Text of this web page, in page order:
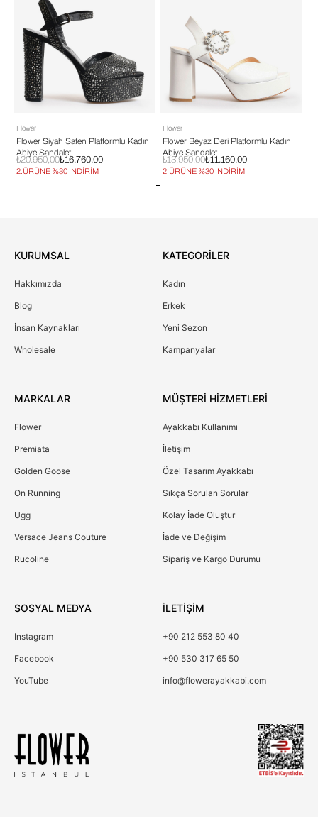
Flower
Flower Siyah Saten Platformlu Kadın
Abiye Sandalet
₺16.760,00
₺20.950,00
2.ÜRÜNE %30 İNDİRİM
Flower
Flower Beyaz Deri Platformlu Kadın
Abiye Sandalet
₺11.160,00
₺13.950,00
2.ÜRÜNE %30 İNDİRİM
KURUMSAL
Hakkımızda
Blog
İnsan Kaynakları
Wholesale
KATEGORİLER
Kadın
Erkek
Yeni Sezon
Kampanyalar
MARKALAR
Flower
Premiata
Golden Goose
On Running
Ugg
Versace Jeans Couture
Rucoline
MÜŞTERİ HİZMETLERİ
Ayakkabı Kullanımı
İletişim
Özel Tasarım Ayakkabı
Sıkça Sorulan Sorular
Kolay İade Oluştur
İade ve Değişim
Sipariş ve Kargo Durumu
SOSYAL MEDYA
Instagram
Facebook
YouTube
İLETİŞİM
+90 212 553 80 40
+90 530 317 65 50
info@flowerayakkabi.com